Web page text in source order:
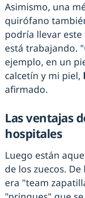
Asimismo, una
quirófano
podría llevar
está trabajando.
ejemplo, en un
calcetín y mi piel,
afirmado.
Las ventajas
hospitales
Luego están
de los zuecos.
era "team